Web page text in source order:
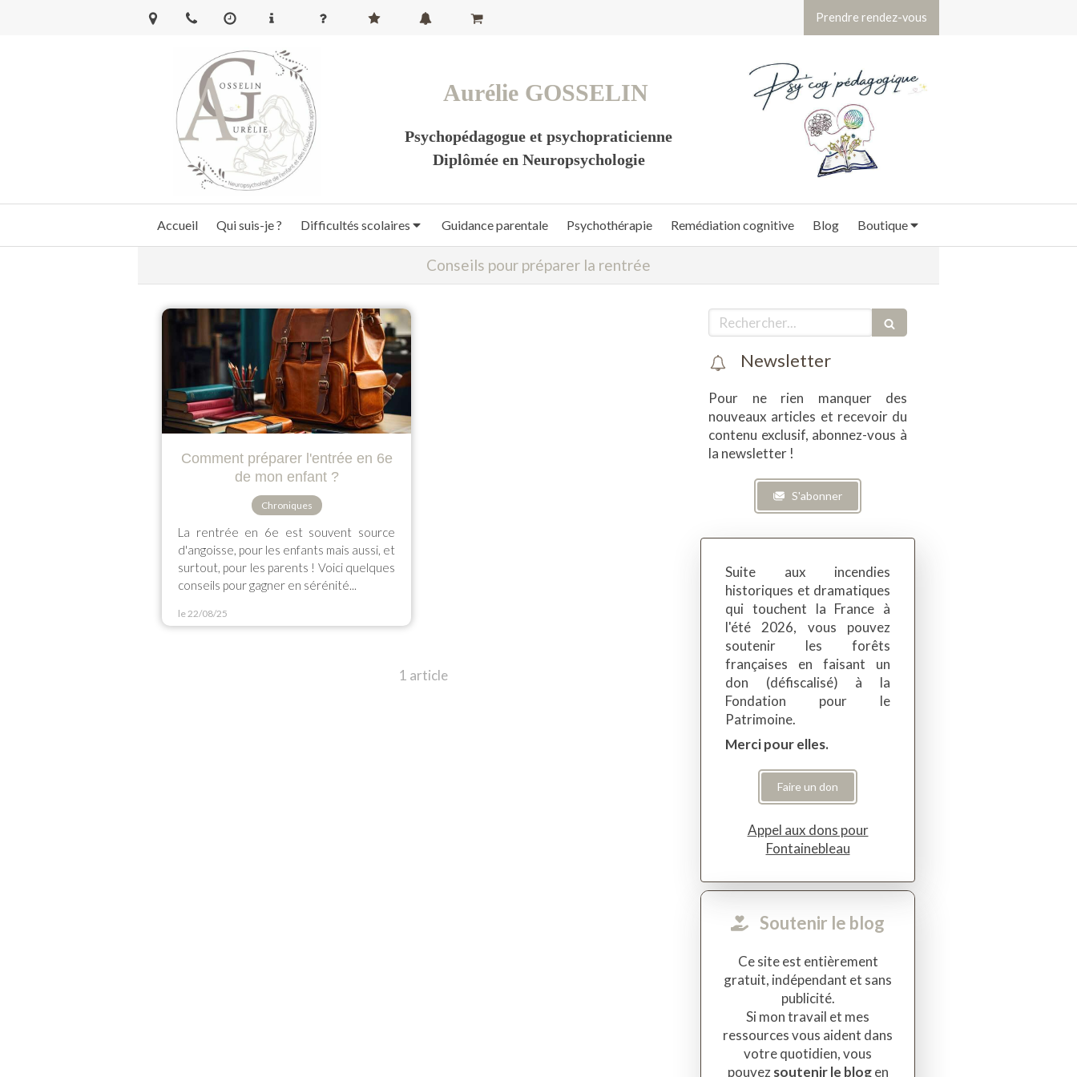
Prendre rendez-vous
Aurélie GOSSELIN
Psychopédagogue et psychopraticienne
Diplômée en Neuropsychologie
Accueil Qui suis-je ? Difficultés scolaires Guidance parentale Psychothérapie Remédiation cognitive Blog Boutique
Conseils pour préparer la rentrée
Comment préparer l'entrée en 6e
de mon enfant ?
Chroniques
La rentrée en 6e est souvent source
d'angoisse, pour les enfants mais aussi, et
surtout, pour les parents ! Voici quelques
conseils pour gagner en sérénité...
le 22/08/25
1 article
Rechercher
Newsletter
Pour ne rien manquer des
nouveaux articles et recevoir du
contenu exclusif, abonnez-vous à
la newsletter !
S'abonner
Suite aux incendies
historiques et dramatiques
qui touchent la France à
l'été 2026, vous pouvez
soutenir les forêts
françaises en faisant un
don (défiscalisé) à la
Fondation pour le
Patrimoine.
Merci pour elles.
Faire un don
Appel aux dons pour
Fontainebleau
Soutenir le blog
Ce site est entièrement
gratuit, indépendant et sans
publicité.
Si mon travail et mes
ressources vous aident dans
votre quotidien, vous
pouvezsoutenir le blogen